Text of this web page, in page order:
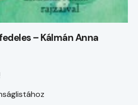
– Kálmán Anna